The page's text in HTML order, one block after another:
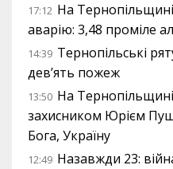
17:12 На Тернопільщині
аварію: 3,48 проміле
14:39 Тернопільські
дев’ять пожеж
13:50 На
захисником Юрієм
Бога, Україну
12:49 Назавжди 23: